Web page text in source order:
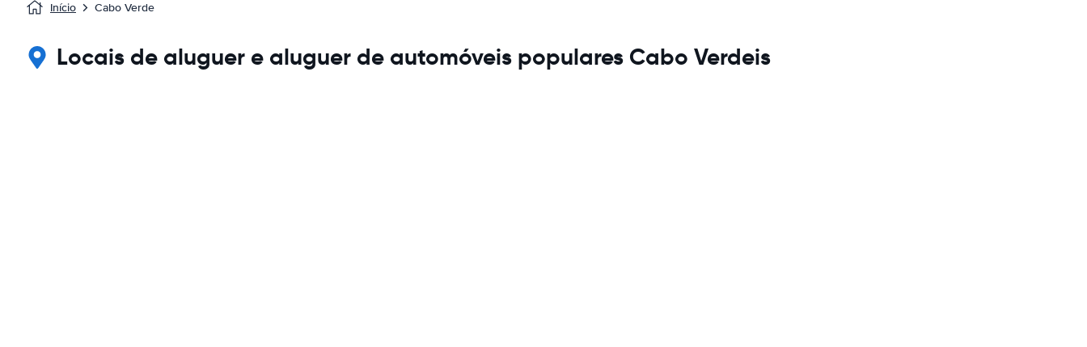
Início Cabo Verde
Locais de aluguer e aluguer de automóveis populares Cabo Verdeis